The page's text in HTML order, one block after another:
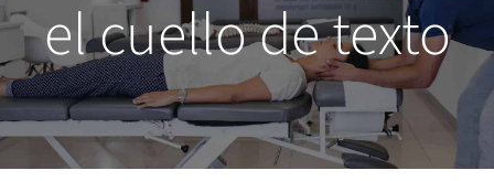
el cuello de texto